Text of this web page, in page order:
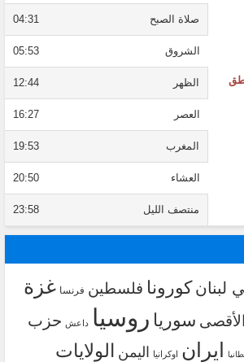
صلاة الصبح 04:31
الشروق 05:53
الظهر 12:44
العصر 16:27
المغرب 19:53
العشاء 20:50
منتصف الليل 23:58
لبنانكورونا فلسطين فرنسا غزة
سوريا روسيا داعش حزب
ايران اوكرانيا اليمن الولايات